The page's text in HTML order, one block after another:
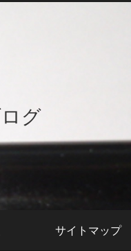
グ
サイトマップ